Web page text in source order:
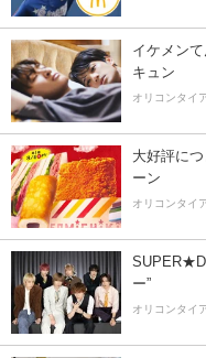
イケメン
キュン
オリコンタイ
大好評に
ーン
オリコンタイ
ー”
オリコンタイ